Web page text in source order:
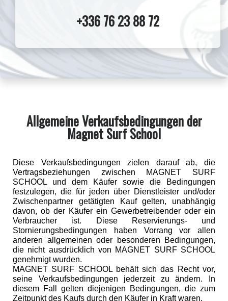
+336 76 23 88 72
Allgemeine Verkaufsbedingungen der
Magnet Surf School
Diese Verkaufsbedingungen zielen darauf ab, die
Vertragsbeziehungen zwischen MAGNET SURF
SCHOOL und dem Käufer sowie die Bedingungen
festzulegen, die für jeden über Dienstleister und/oder
Zwischenpartner getätigten Kauf gelten, unabhängig
davon, ob der Käufer ein Gewerbetreibender oder ein
Verbraucher ist. Diese Reservierungs- und
Stornierungsbedingungen haben Vorrang vor allen
anderen allgemeinen oder besonderen Bedingungen,
die nicht ausdrücklich von MAGNET SURF SCHOOL
genehmigt wurden.
MAGNET SURF SCHOOL behält sich das Recht vor,
seine Verkaufsbedingungen jederzeit zu ändern. In
diesem Fall gelten diejenigen Bedingungen, die zum
Zeitpunkt des Kaufs durch den Käufer in Kraft waren.